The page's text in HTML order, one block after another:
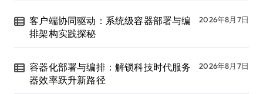
客户端协同驱动：系统级容器部署与编
排架构实践探秘
2026年8月7日
容器化部署与编排：解锁科技时代服务
器效率跃升新路径
2026年8月7日